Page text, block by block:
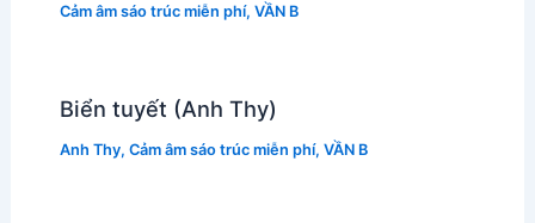
Cảm âm sáo trúc miễn phí, VẦN B
Biển tuyết (Anh Thy)
Anh Thy, Cảm âm sáo trúc miễn phí, VẦN B